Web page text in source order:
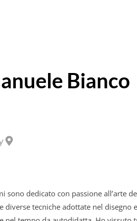
Bianco
sono dedicato con passione all’arte
diverse tecniche adottate nel disegno